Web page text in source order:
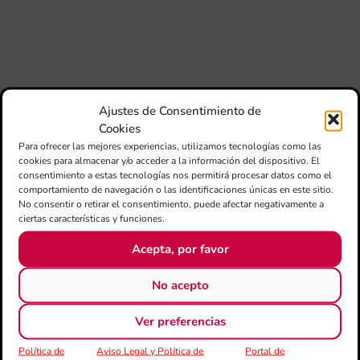
Ajustes de Consentimiento de
Cookies
Para ofrecer las mejores experiencias, utilizamos tecnologías como las
cookies para almacenar y/o acceder a la información del dispositivo. El
consentimiento a estas tecnologías nos permitirá procesar datos como el
comportamiento de navegación o las identificaciones únicas en este sitio.
No consentir o retirar el consentimiento, puede afectar negativamente a
ciertas características y funciones.
Acepta, por favor
No acepto
Ver preferencias
Política de
Aviso Legal y Política de
Portal de
CATEGORÍAS
50 Aniversario